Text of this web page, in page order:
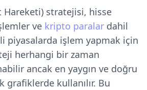
Hareketi) stratejisi, hisse
ve kripto paralar dahil
piyasalarda işlem yapmak için
herhangi bir zaman
ancak en yaygın ve doğru
grafiklerde kullanılır. Bu